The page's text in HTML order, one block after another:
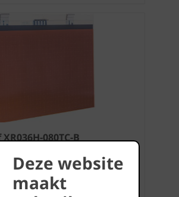
Deze website
maakt
080TC-B
m²
x 630 mm